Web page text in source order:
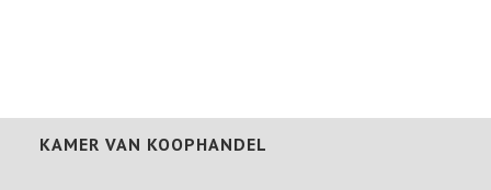
KAMER VAN KOOPHANDEL